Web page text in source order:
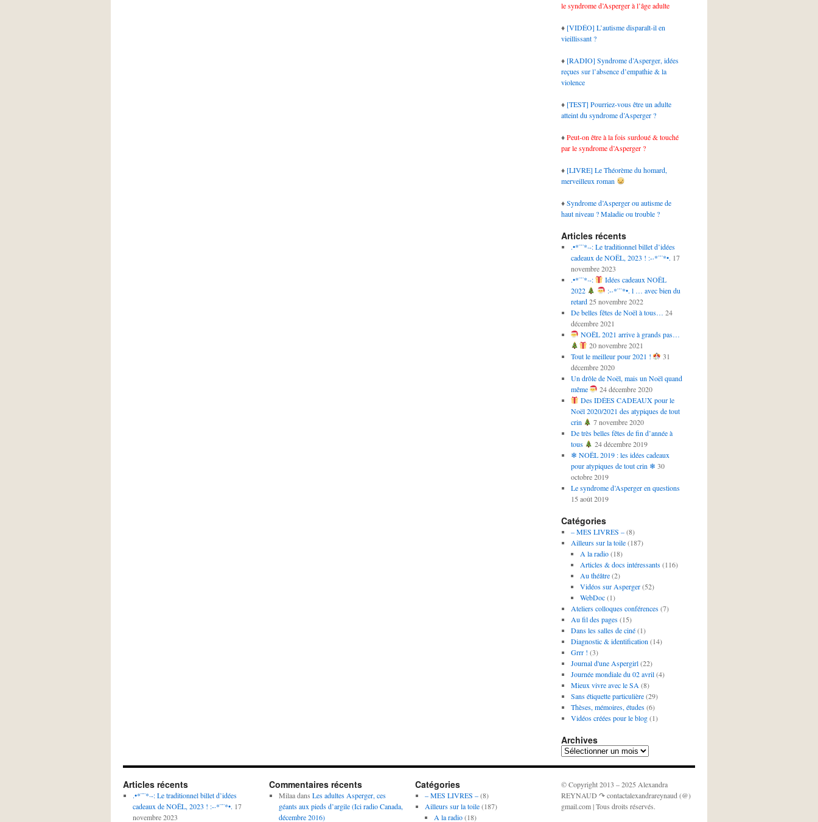
le syndrome d’Asperger à l’âge adulte
♦ [VIDÉO] L’autisme disparaît-il en
vieillissant ?
♦ [RADIO] Syndrome d’Asperger, idées
reçues sur l’absence d’empathie & la
violence
♦ [TEST] Pourriez-vous être un adulte
atteint du syndrome d’Asperger ?
♦Peut-on être à la fois surdoué & touché
par le syndrome d’Asperger ?
♦ [LIVRE] Le Théorème du homard,
merveilleux roman
♦Syndrome d’Asperger ou autisme de
haut niveau ? Maladie ou trouble ?
Articles récents
.•*¨¨*·-: Le traditionnel billet d’idées
cadeaux de NOËL, 2023 ! :-·*¨¨*•. 17
novembre 2023
.•*¨¨*·-:
Idées cadeaux NOËL
2022
:-·*¨¨*•. l … avec bien du
retard 25 novembre 2022
De belles fêtes de Noël à tous… 24
décembre 2021
NOËL 2021 arrive à grands pas…
20 novembre 2021
Tout le meilleur pour 2021 !
31
décembre 2020
Un drôle de Noël, mais un Noël quand
même
24 décembre 2020
Des IDÉES CADEAUX pour le
Noël 2020/2021 des atypiques de tout
crin
7 novembre 2020
De très belles fêtes de fin d’année à
tous
24 décembre 2019
❄ NOËL 2019 : les idées cadeaux
pour atypiques de tout crin ❄ 30
octobre 2019
Le syndrome d’Asperger en questions
15 août 2019
Catégories
– MES LIVRES –(8)
Ailleurs sur la toile(187)
A la radio(18)
Articles & docs intéressants(116)
Au théâtre(2)
Vidéos sur Asperger(52)
WebDoc(1)
Ateliers colloques conférences(7)
Au fil des pages(15)
Dans les salles de ciné(1)
Diagnostic & identification (14)
Grrr ! (3)
Journal d'une Aspergirl(22)
Journée mondiale du 02 avril(4)
Mieux vivre avec le SA (8)
Sans étiquette particulière(29)
Thèses, mémoires, études(6)
Vidéos créées pour le blog(1)
Archives
Archives
Articles récents
.•*¨¨*·-: Le traditionnel billet d’idées
cadeaux de NOËL, 2023 ! :-·*¨¨*•. 17
novembre 2023
Commentaires récents
Milaadans Les adultes Asperger, ces
géants aux pieds d’argile (Ici radio Canada,
décembre 2016)
Catégories
– MES LIVRES –(8)
Ailleurs sur la toile(187)
A la radio(18)
© Copyright 2013 – 2025 Alexandra
REYNAUD ↷ contactalexandrareynaud (@)
gmail.com | Tous droits réservés.